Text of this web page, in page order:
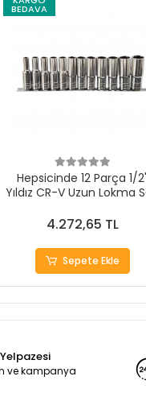
BEDAVA
Hepsicinde 12 Parça 1/
Yıldız CR-V Uzun Lokma
4.272,65 TL
Sepete Ekle
ve kampanya